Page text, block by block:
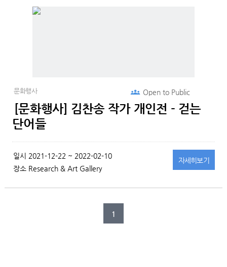
문화행사
[문화행사] 김찬송 작가 개인전 - 걷는
단어들
Open toPublic
일시 2021-12-22 ~ 2022-02-10
장소 Research & Art Gallery
자세히보기
1